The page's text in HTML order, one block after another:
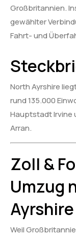
Großbritannien.
gewählter
Fahrt- und
North Ayrshire
rund 135.000
Hauptstadt Irvine
Arran.
Zoll &
Umzug
Ayrshire
Weil